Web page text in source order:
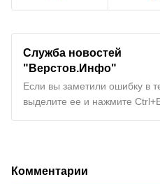
Служба новостей
"Верстов.Инфо"
Если вы заметили ошибку в
выделите ее и нажмите
Комментарии